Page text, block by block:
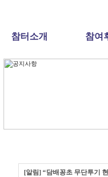
참터소개 참여
[알림] “담배꽁초 무단투기